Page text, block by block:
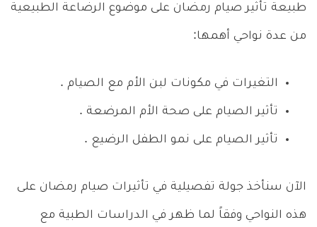
طبيعة تأثير صيام رمضان على موضوع الرضاعة الطبيعية
من عدة نواحي أهمها:
التغيرات في مكونات لبن الأم مع الصيام .
تأثير الصيام على صحة الأم المرضعة .
تأثير الصيام على نمو الطفل الرضيع .
الآن سنأخذ جولة تفصيلية في تأثيرات صيام رمضان على
هذه النواحي وفقاً لما ظهر في الدراسات الطبية مع